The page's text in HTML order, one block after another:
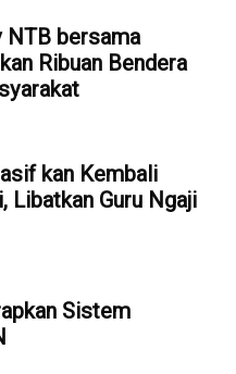
NTB bersama
Ribuan Bendera
kan Kembali
Libatkan Guru Ngaji
Sistem